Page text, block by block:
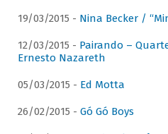
19/03/2015 - Nina Becker /
12/03/2015 - Pairando –
Ernesto Nazareth
05/03/2015 - Ed Motta
26/02/2015 - Gó Gó Boys